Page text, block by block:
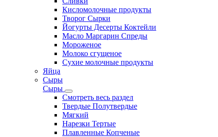
Кисломолочные продукты
Творог Сырки
Йогурты Десерты Коктейли
Масло Маргарин Спреды
Мороженое
Молоко сгущеное
Сухие молочные продукты
Яйца
Сыры
Сыры
Смотреть весь раздел
Твердые Полутвердые
Мягкий
Нарезки Тертые
Плавленные Копченые